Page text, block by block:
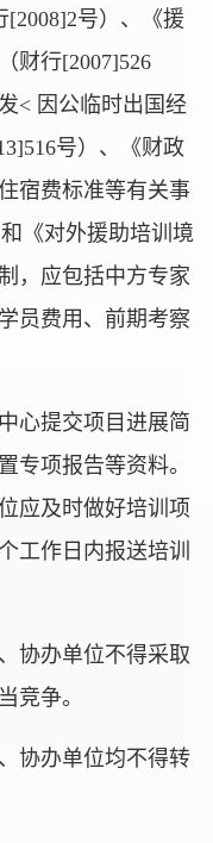
号）、《援
财行[2007]526
< 因公临时出国经
号）、《财政
宿费标准等有关事
《对外援助培训境
，应包括中方专家
员费用、前期考察
心提交项目进展简
专项报告等资料。
应及时做好培训项
工作日内报送培训
协办单位不得采取
竞争。
协办单位均不得转